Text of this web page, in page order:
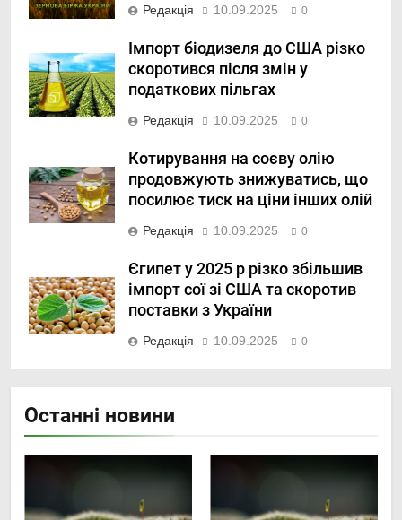
Редакція 10.09.2025 0
Імпорт біодизеля до США різко
скоротився після змін у
податкових пільгах
Редакція 10.09.2025 0
Котирування на соєву олію
продовжують знижуватись, що
посилює тиск на ціни інших олій
Редакція 10.09.2025 0
Єгипет у 2025 р різко збільшив
імпорт сої зі США та скоротив
поставки з України
Редакція 10.09.2025 0
Останні новини